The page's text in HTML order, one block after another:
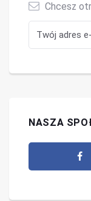
Chcesz
NASZA